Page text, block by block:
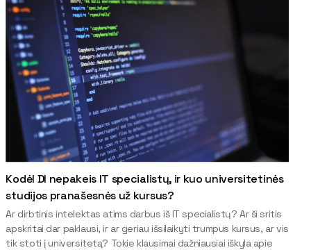
Kodėl DI nepakeis IT specialistų, ir kuo universitetinės
studijos pranašesnės už kursus?
Ar dirbtinis intelektas atims darbus iš IT specialistų? Ar ši sritis
apskritai dar paklausi, ir ar geriau išsilaikyti trumpus kursus, ar vis
tik stoti į universitetą? Tokie klausimai dažniausiai iškyla apie